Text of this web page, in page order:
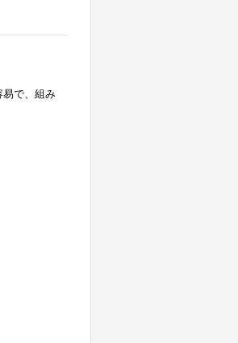
易で、組み